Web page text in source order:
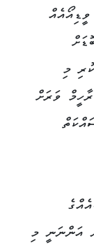
މި
ވަރަށް
އަންނަނީ މި